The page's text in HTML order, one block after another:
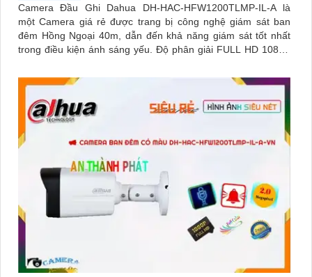
Camera Đầu Ghi Dahua DH-HAC-HFW1200TLMP-IL-A là
một Camera giá rẻ được trang bị công nghệ giám sát ban
đêm Hồng Ngoại 40m, dẫn đến khả năng giám sát tốt nhất
trong điều kiện ánh sáng yếu. Độ phân giải FULL HD 1080P